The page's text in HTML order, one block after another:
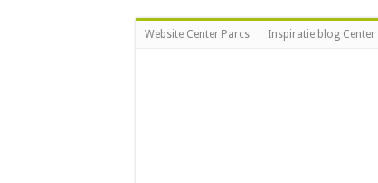
Website Center Parcs Inspiratie blog Center